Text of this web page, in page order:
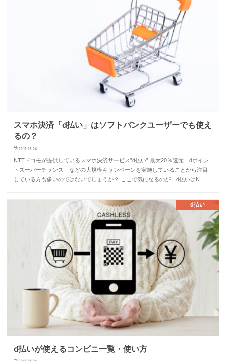
スマホ決済「d払い」はソフトバンクユーザーでも使え
るの？
2019.05.04
NTTドコモが提供しているスマホ決済サービス”d払い” 最大20％還元「dポイン
トスーパーチャンス」などの大規模キャンペーンを実施していることから注目
している方も多いのではないでしょうか？ ここで気になるのが、d払いはN…
d払い
d払いが使えるコンビニ一覧・使い方